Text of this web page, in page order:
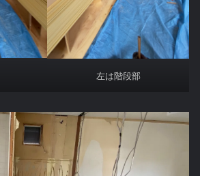
左は階段部